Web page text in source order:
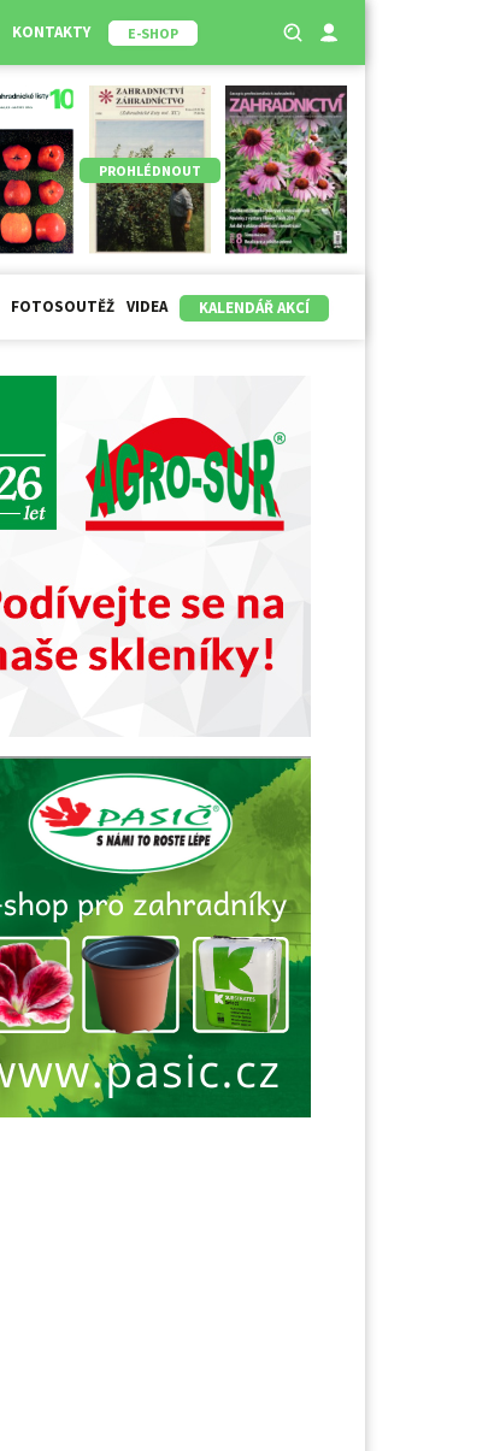
KONTAKTY E-SHOP
PROHLÉDNOUT
FOTOSOUTĚŽ VIDEA KALENDÁŘ AKCÍ